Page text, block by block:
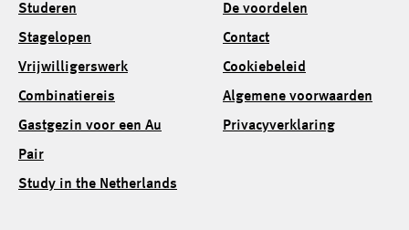
Studeren
Stagelopen
Vrijwilligerswerk
Combinatiereis
Gastgezin voor een Au
Pair
Study in the Netherlands
De voordelen
Contact
Cookiebeleid
Algemene voorwaarden
Privacyverklaring